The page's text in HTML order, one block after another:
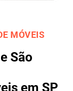
MÓVEIS
São
em SP